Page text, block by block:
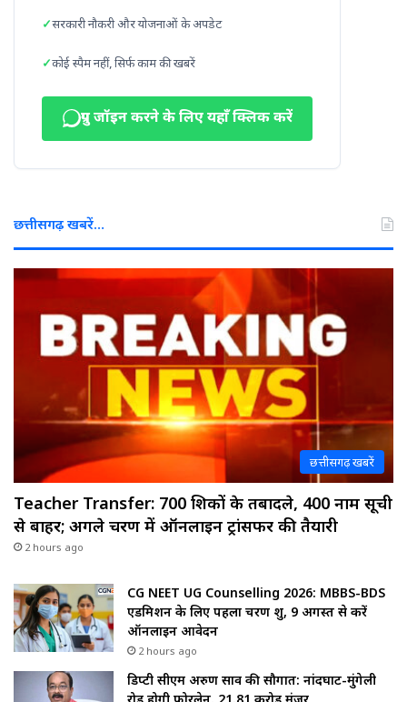
सरकारी नौकरी और योजनाओं के अपडेट
कोई स्पैम नहीं, सिर्फ काम की खबरें
ग्रुप जॉइन करने के लिए यहाँ क्लिक करें
छत्तीसगढ़ खबरें…
छत्तीसगढ़ खबरें
Teacher Transfer: 700 शिक्षकों के तबादले, 400 नाम सूची
से बाहर; अगले चरण में ऑनलाइन ट्रांसफर की तैयारी
2 hours ago
CG NEET UG Counselling 2026: MBBS-BDS
एडमिशन के लिए पहला चरण शुरू, 9 अगस्त से करें
ऑनलाइन आवेदन
2 hours ago
डिप्टी सीएम अरुण साव की सौगात: नांदघाट-मुंगेली